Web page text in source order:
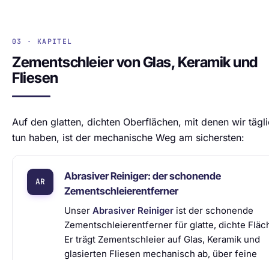
03 · KAPITEL
Zementschleier von Glas, Keramik und
Fliesen
Auf den glatten, dichten Oberflächen, mit denen wir
tun haben, ist der mechanische Weg am sichersten:
Abrasiver Reiniger: der schonende
Zementschleierentferner
Unser Abrasiver Reiniger ist der schonende
Zementschleierentferner für glatte, dichte
Er trägt Zementschleier auf Glas, Keramik und
glasierten Fliesen mechanisch ab, über feine